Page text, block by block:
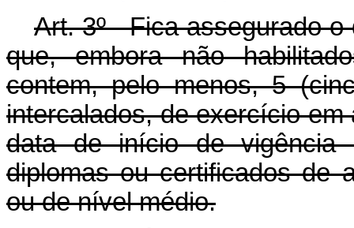
Art. 3º - Fica assegurado
que, embora não
contem, pelo menos, 5
intercalados, de exercício
data de início de vigência
diplomas ou certificados de
ou de nível médio.